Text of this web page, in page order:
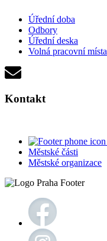
Úřední doba
Odbory
Úřední deska
Volná pracovní místa
Kontakt
Městské části
Městské organizace